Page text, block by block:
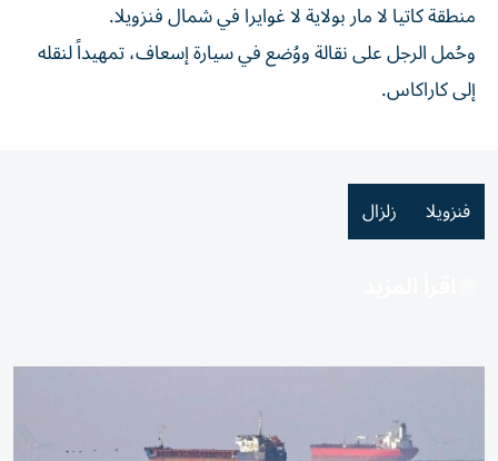
منطقة كاتيا لا مار بولاية لا غوايرا في شمال فنزويلا.
وحُمل الرجل على نقالة ووُضع في سيارة إسعاف، تمهيداً لنقله
إلى كاراكاس.
فنزويلا زلزال